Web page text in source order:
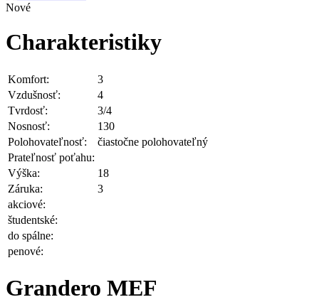
Nové
Charakteristiky
Komfort:
3
Vzdušnosť:
4
Tvrdosť:
3/4
Nosnosť:
130
Polohovateľnosť:
čiastočne polohovateľný
Prateľnosť poťahu:
Výška:
18
Záruka:
3
akciové:
študentské:
do spálne:
penové:
Grandero MEF